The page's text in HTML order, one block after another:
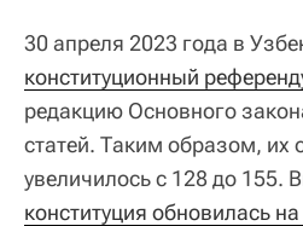
30 апреля 2023 года в
конституционный
редакцию Основного
статей. Таким образом, их
увеличилось с 128 до 155.
конституция обновилась